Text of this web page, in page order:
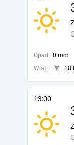
Opad: 0 mm
Wiatr:
18
13:00